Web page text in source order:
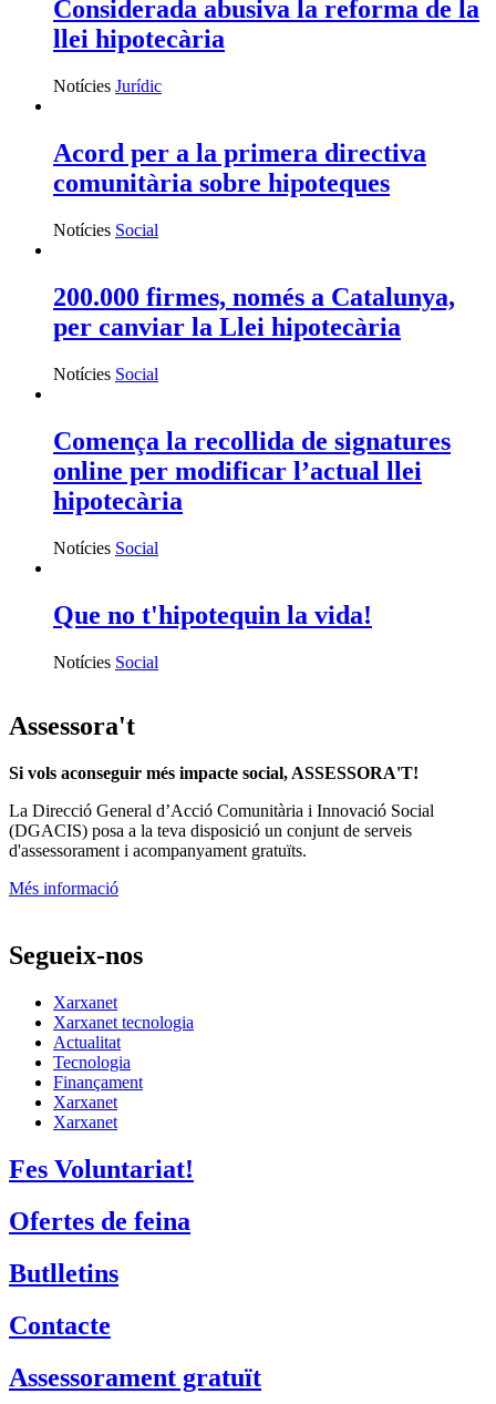
Considerada abusiva la reforma de la
llei hipotecària
Notícies Jurídic
Acord per a la primera directiva
comunitària sobre hipoteques
Notícies Social
200.000 firmes, només a Catalunya,
per canviar la Llei hipotecària
Notícies Social
Comença la recollida de signatures
online per modificar l’actual llei
hipotecària
Notícies Social
Que no t'hipotequin la vida!
Notícies Social
Assessora't
Si vols aconseguir més impacte social, ASSESSORA'T!
La Direcció General d’Acció Comunitària i Innovació Social
(DGACIS) posa a la teva disposició un conjunt de serveis
d'assessorament i acompanyament gratuïts.
Més informació
Segueix-nos
Xarxanet
Xarxanet tecnologia
Actualitat
Tecnologia
Finançament
Xarxanet
Xarxanet
Fes Voluntariat!
Ofertes de feina
Butlletins
Contacte
Assessorament gratuït